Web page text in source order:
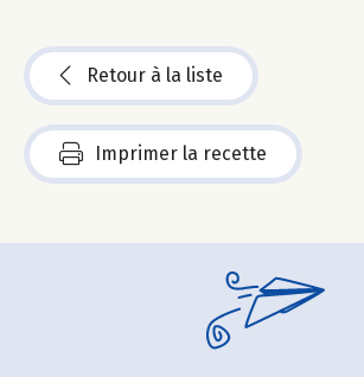
Retour à la liste
Imprimer la recette